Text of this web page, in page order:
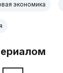
экономика